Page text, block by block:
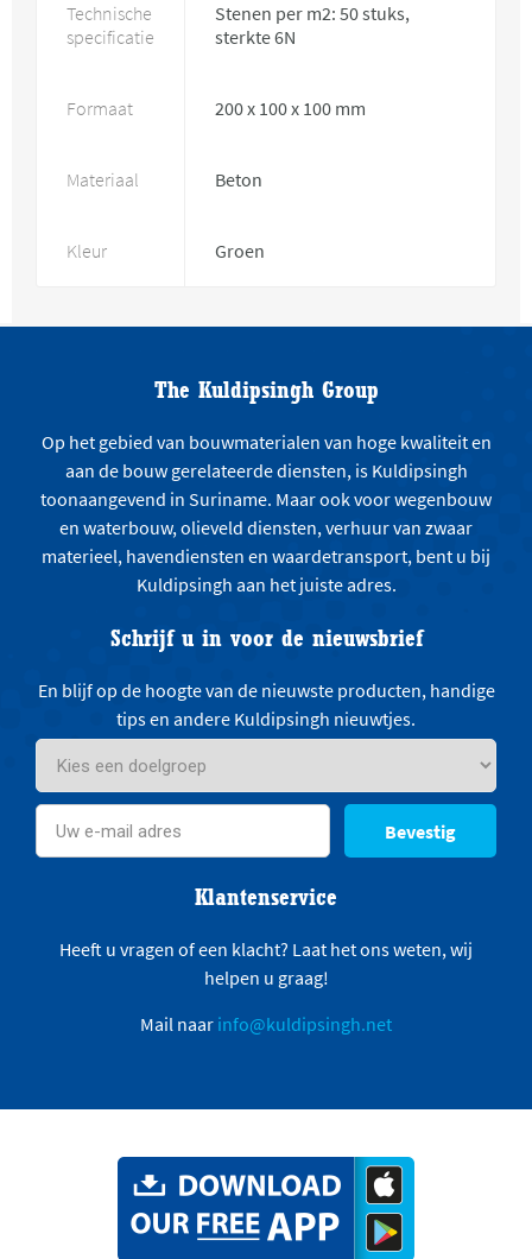
Technische
specificatie
Stenen per m2: 50 stuks,
sterkte 6N
Formaat 200 x 100 x 100 mm
Materiaal Beton
Kleur Groen
The Kuldipsingh Group
Op het gebied van bouwmaterialen van hoge kwaliteit en
aan de bouw gerelateerde diensten, is Kuldipsingh
toonaangevend in Suriname. Maar ook voor wegenbouw
en waterbouw, olieveld diensten, verhuur van zwaar
materieel, havendiensten en waardetransport, bent u bij
Kuldipsingh aan het juiste adres.
Schrijf u in voor de nieuwsbrief
En blijf op de hoogte van de nieuwste producten, handige
tips en andere Kuldipsingh nieuwtjes.
Bevestig
Klantenservice
Heeft u vragen of een klacht? Laat het ons weten, wij
helpen u graag!
Mail naar info@kuldipsingh.net